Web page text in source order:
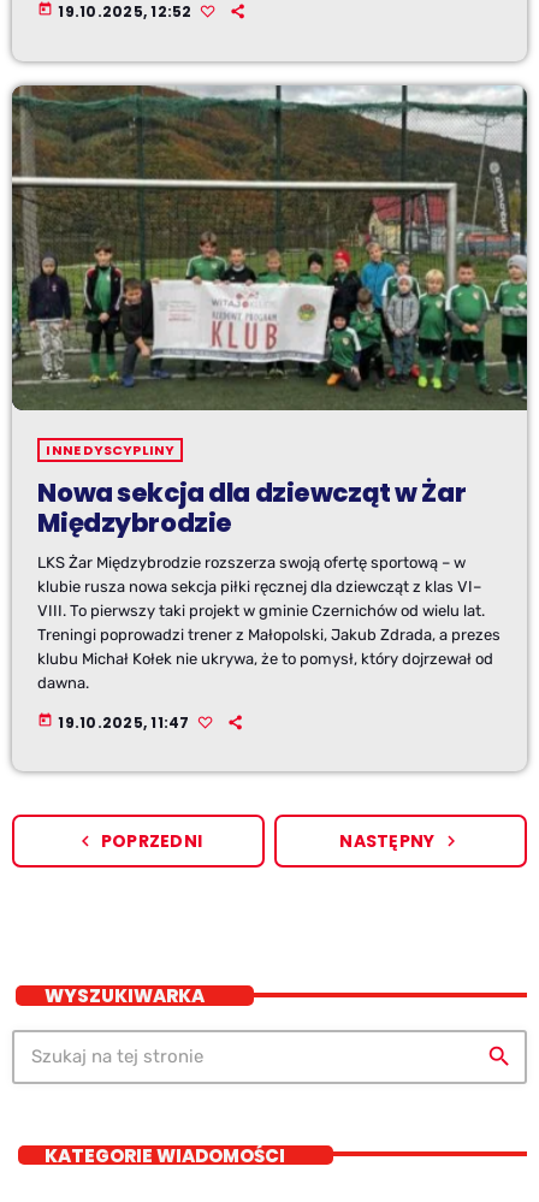
today 19.10.2025, 12:52
INNE DYSCYPLINY
Nowa sekcja dla dziewcząt w Żar
Międzybrodzie
LKS Żar Międzybrodzie rozszerza swoją ofertę sportową – w
klubie rusza nowa sekcja piłki ręcznej dla dziewcząt z klas VI–
VIII. To pierwszy taki projekt w gminie Czernichów od wielu lat.
Treningi poprowadzi trener z Małopolski, Jakub Zdrada, a prezes
klubu Michał Kołek nie ukrywa, że to pomysł, który dojrzewał od
dawna.
today 19.10.2025, 11:47
navigate_before POPRZEDNI NASTĘPNY navigate_next
WYSZUKIWARKA
search
KATEGORIE WIADOMOŚCI